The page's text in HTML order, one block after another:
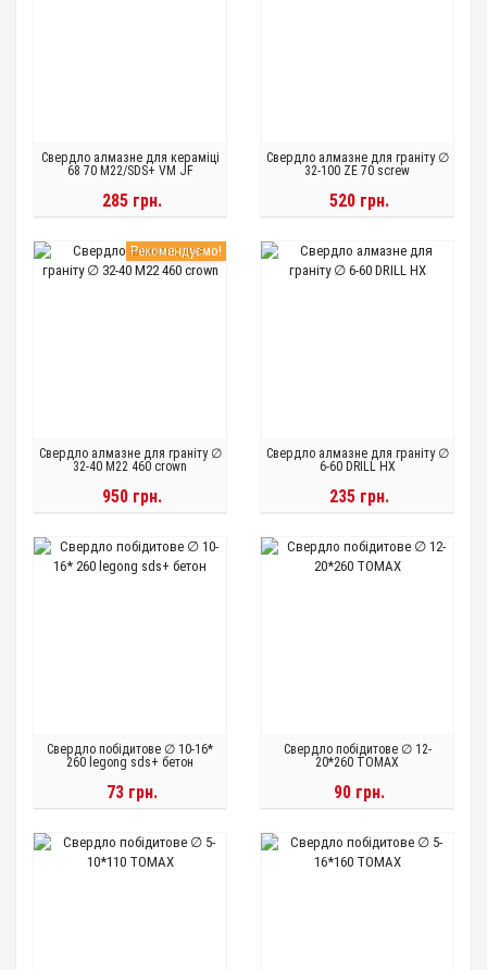
Свердло алмазне для кераміці
68 70 М22/SDS+ VM JF
285 грн.
Свердло алмазне для граніту ∅
32-100 ZE 70 screw
520 грн.
Рекомендуємо!
Свердло алмазне для граніту ∅
32-40 M22 460 crown
950 грн.
Свердло алмазне для граніту ∅
6-60 DRILL HX
235 грн.
Свердло побідитове ∅ 10-16*
260 legong sds+ бетон
73 грн.
Свердло побідитове ∅ 12-
20*260 TOMAX
90 грн.